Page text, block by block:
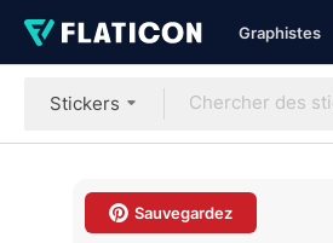
Graphistes
Stickers
Sauvegardez